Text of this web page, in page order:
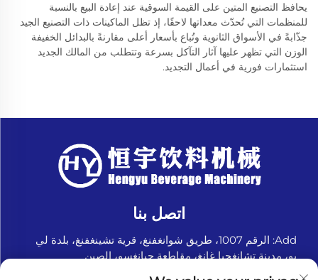
يحافظ التصنيع المتين على القيمة السوقية عند إعادة البيع بالنسبة
للمنظمات التي تُحدّث معداتها لاحقًا، إذ تظل الماكينات ذات التصنيع الجيد
جذّابةً في الأسواق الثانوية وتُباع بأسعار أعلى مقارنةً بالبدائل الخفيفة
الوزن التي تظهر عليها آثار التآكل بسرعة وتتطلب من المالك الجديد
استثمارات فورية في أعمال التجديد.
اتصل بنا
Add: الرقم 1007، طريق شوانغفنغ، قرية تشينغفنغ، بلدة لي
يو، مدينة تشانغجيا غانغ، مقاطعة جيانغسو، الصين
هاتف:+8618151580069